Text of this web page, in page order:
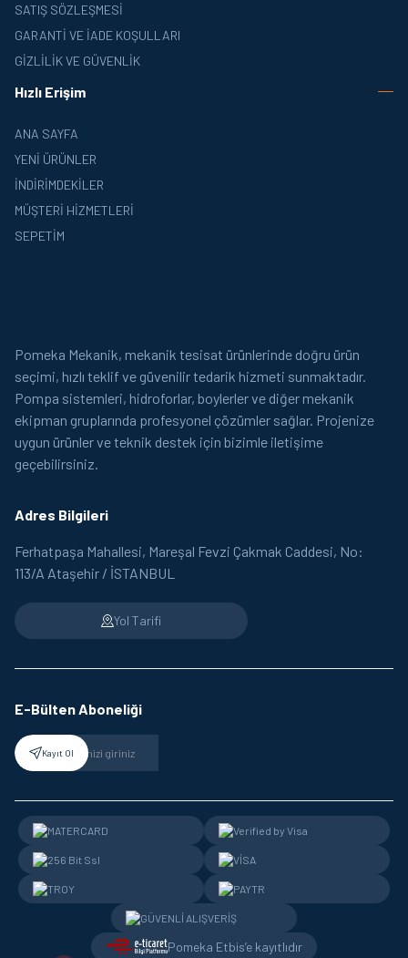
SATIŞ SÖZLEŞMESI
GARANTI VE İADE KOŞULLARI
GIZLILIK VE GÜVENLIK
Hızlı Erişim
ANA SAYFA
YENI ÜRÜNLER
İNDIRIMDEKILER
MÜŞTERI HIZMETLERI
SEPETIM
Pomeka Mekanik, mekanik tesisat ürünlerinde doğru ürün
seçimi, hızlı teklif ve güvenilir tedarik hizmeti sunmaktadır.
Pompa sistemleri, hidroforlar, boylerler ve diğer mekanik
ekipman gruplarında profesyonel çözümler sağlar. Projenize
uygun ürünler ve teknik destek için bizimle iletişime
geçebilirsiniz.
Adres Bilgileri
Ferhatpaşa Mahallesi, Mareşal Fevzi Çakmak Caddesi, No:
113/A Ataşehir / İSTANBUL
Yol Tarifi
E-Bülten Aboneliği
Kayıt Ol
Pomeka Etbis’e kayıtlıdır